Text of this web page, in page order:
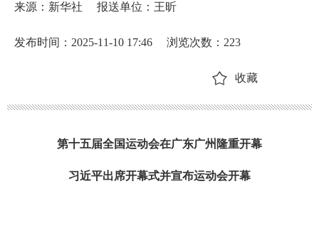
来源：新华社 报送单位：王昕
发布时间：2025-11-10 17:46 浏览次数： 223
收藏
第十五届全国运动会在广东广州隆重开幕
习近平出席开幕式并宣布运动会开幕